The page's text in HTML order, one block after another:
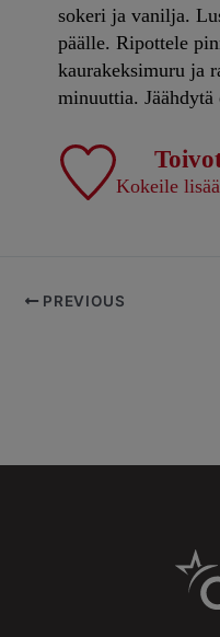
sokeri ja vanilja.
päälle. Ripottele
kaurakeksimuru ja
minuuttia. Jäähdytä
Kokeile
PREVIOUS